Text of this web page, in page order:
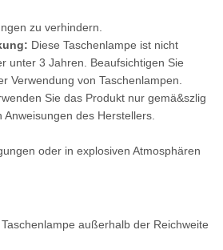
zu verhindern.
Diese Taschenlampe ist nicht
unter 3 Jahren. Beaufsichtigen Sie
Verwendung von Taschenlampen.
Sie das Produkt nur gemä&szlig
Anweisungen des Herstellers.
oder in explosiven Atmosphären
außerhalb der Reichweite